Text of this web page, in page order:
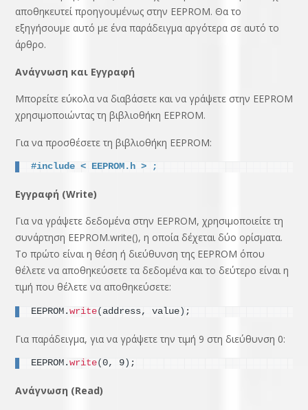
αποθηκευτεί προηγουμένως στην EEPROM. Θα το
εξηγήσουμε αυτό με ένα παράδειγμα αργότερα σε αυτό το
άρθρο.
Ανάγνωση και Εγγραφή
Μπορείτε εύκολα να διαβάσετε και να γράψετε στην EEPROM
χρησιμοποιώντας τη βιβλιοθήκη EEPROM.
Για να προσθέσετε τη βιβλιοθήκη EEPROM:
#include < EEPROM.h > ;
Εγγραφή (Write)
Για να γράψετε δεδομένα στην EEPROM, χρησιμοποιείτε τη
συνάρτηση EEPROM.write(), η οποία δέχεται δύο ορίσματα.
Το πρώτο είναι η θέση ή διεύθυνση της EEPROM όπου
θέλετε να αποθηκεύσετε τα δεδομένα και το δεύτερο είναι η
τιμή που θέλετε να αποθηκεύσετε:
EEPROM. write( address, value) ;
Για παράδειγμα, για να γράψετε την τιμή 9 στη διεύθυνση 0:
EEPROM. write( 0, 9 ) ;
Ανάγνωση (Read)